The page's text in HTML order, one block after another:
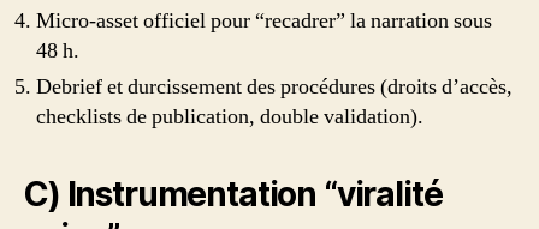
Micro-asset officiel pour “recadrer” la narration sous
48 h.
Debrief et durcissement des procédures (droits d’accès,
checklists de publication, double validation).
C) Instrumentation “viralité